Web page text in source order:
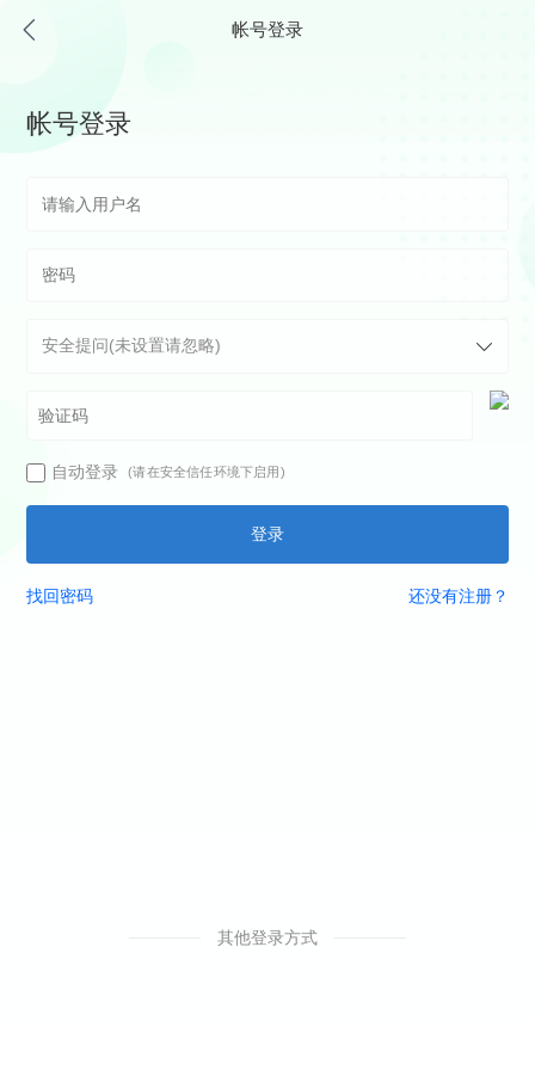
帐号登录
帐号登录
自动登录 (请在安全信任环境下启用)
登录
找回密码 还没有注册？
其他登录方式